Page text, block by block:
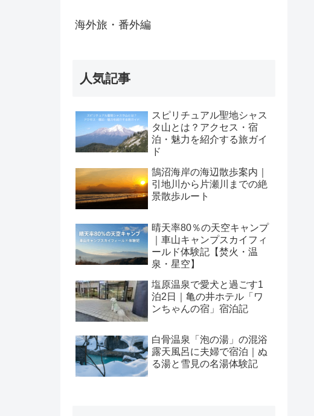
海外旅・番外編
人気記事
スピリチュアル聖地シャス
タ山とは？アクセス・宿
泊・魅力を紹介する旅ガイ
ド
鵠沼海岸の海辺散歩案内｜
引地川から片瀬川までの絶
景散歩ルート
晴天率80％の天空キャンプ
｜車山キャンプスカイフィ
ールド体験記【焚火・温
泉・星空】
塩原温泉で愛犬と過ごす1
泊2日｜亀の井ホテル「ワ
ンちゃんの宿」宿泊記
白骨温泉「泡の湯」の混浴
露天風呂に夫婦で宿泊｜ぬ
る湯と雪見の名湯体験記